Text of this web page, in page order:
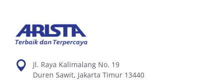
Jl. Raya Kalimalang No. 19
Duren Sawit, Jakarta Timur 13440